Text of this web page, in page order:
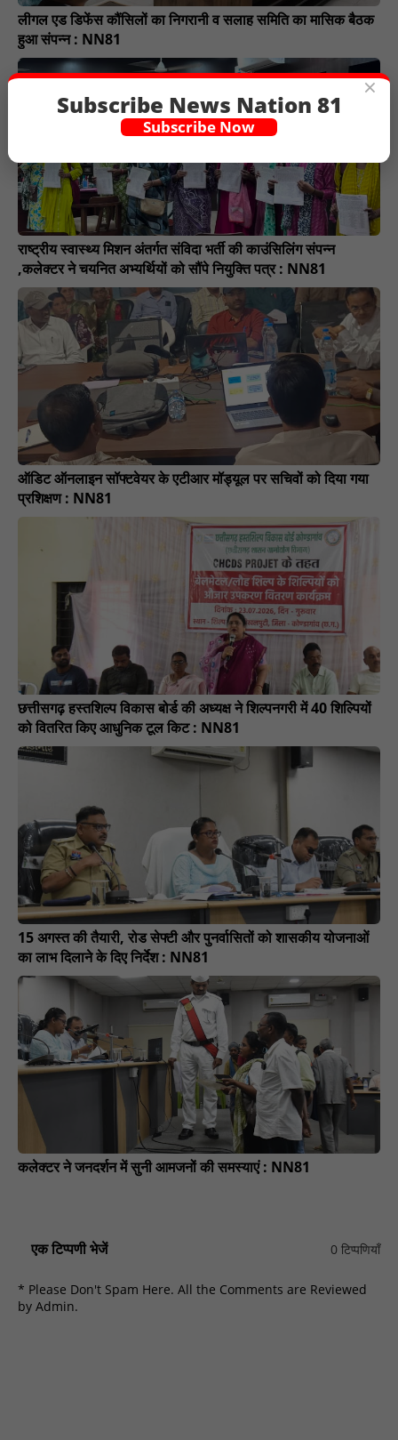
लीगल एड डिफेंस कौंसिलों का निगरानी व सलाह समिति का मासिक बैठक
हुआ संपन्न : NN81
राष्ट्रीय स्वास्थ्य मिशन अंतर्गत संविदा भर्ती की काउंसिलिंग संपन्न
,कलेक्टर ने चयनित अभ्यर्थियों को सौंपे नियुक्ति पत्र : NN81
ऑडिट ऑनलाइन सॉफ्टवेयर के एटीआर मॉड्यूल पर सचिवों को दिया गया
प्रशिक्षण : NN81
छत्तीसगढ़ हस्तशिल्प विकास बोर्ड की अध्यक्ष ने शिल्पनगरी में 40 शिल्पियों
को वितरित किए आधुनिक टूल किट : NN81
15 अगस्त की तैयारी, रोड सेफ्टी और पुनर्वासितों को शासकीय योजनाओं
का लाभ दिलाने के दिए निर्देश : NN81
कलेक्टर ने जनदर्शन में सुनी आमजनों की समस्याएं : NN81
एक टिप्पणी भेजें 0 टिप्पणियाँ
* Please Don't Spam Here. All the Comments are Reviewed
by Admin.
×
Subscribe News Nation 81
Subscribe Now